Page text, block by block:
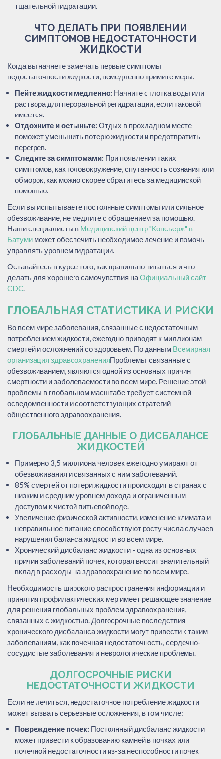
тщательной гидратации.
ЧТО ДЕЛАТЬ ПРИ ПОЯВЛЕНИИ
СИМПТОМОВ НЕДОСТАТОЧНОСТИ
ЖИДКОСТИ
Когда вы начнете замечать первые симптомы
недостаточности жидкости, немедленно примите меры:
Пейте жидкости медленно: Начните с глотка воды или
раствора для пероральной регидратации, если таковой
имеется.
Отдохните и остыньте: Отдых в прохладном месте
поможет уменьшить потерю жидкости и предотвратить
перегрев.
Следите за симптомами: При появлении таких
симптомов, как головокружение, спутанность сознания или
обморок, как можно скорее обратитесь за медицинской
помощью.
Если вы испытываете постоянные симптомы или сильное
обезвоживание, не медлите с обращением за помощью.
Наши специалисты в Медицинский центр "Консьерж" в
Батуми может обеспечить необходимое лечение и помочь
управлять уровнем гидратации.
Оставайтесь в курсе того, как правильно питаться и что
делать для хорошего самочувствия наОфициальный сайт
CDC.
ГЛОБАЛЬНАЯ СТАТИСТИКА И РИСКИ
Во всем мире заболевания, связанные с недостаточным
потреблением жидкости, ежегодно приводят к миллионам
смертей и осложнений со здоровьем. По данным Всемирная
организация здравоохраненияПроблемы, связанные с
обезвоживанием, являются одной из основных причин
смертности и заболеваемости во всем мире. Решение этой
проблемы в глобальном масштабе требует системной
осведомленности и соответствующих стратегий
общественного здравоохранения.
ГЛОБАЛЬНЫЕ ДАННЫЕ О ДИСБАЛАНСЕ
ЖИДКОСТЕЙ
Примерно 3,5 миллиона человек ежегодно умирают от
обезвоживания и связанных с ним заболеваний.
85% смертей от потери жидкости происходит в странах с
низким и средним уровнем дохода и ограниченным
доступом к чистой питьевой воде.
Увеличение физической активности, изменение климата и
неправильное питание способствуют росту числа случаев
нарушения баланса жидкости во всем мире.
Хронический дисбаланс жидкости - одна из основных
причин заболеваний почек, которая вносит значительный
вклад в расходы на здравоохранение во всем мире.
Необходимость широкого распространения информации и
принятия профилактических мер имеет решающее значение
для решения глобальных проблем здравоохранения,
связанных с жидкостью. Долгосрочные последствия
хронического дисбаланса жидкости могут привести к таким
заболеваниям, как почечная недостаточность, сердечно-
сосудистые заболевания и неврологические проблемы.
ДОЛГОСРОЧНЫЕ РИСКИ
НЕДОСТАТОЧНОСТИ ЖИДКОСТИ
Если не лечиться, недостаточное потребление жидкости
может вызвать серьезные осложнения, в том числе:
Повреждение почек: Постоянный дисбаланс жидкости
может привести к образованию камней в почках или
почечной недостаточности из-за неспособности почек